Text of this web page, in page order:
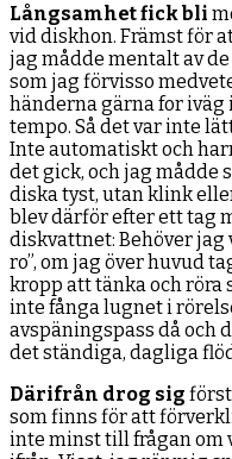
Långsamhet fick bli
vid diskhon. Främst för
jag mådde mentalt av
som jag förvisso
händerna gärna for
tempo. Så det var inte
Inte automatiskt och
det gick, och jag mådde
diska tyst, utan klink
blev därför efter ett tag
diskvattnet: Behöver jag
ro”, om jag över huvud
kropp att tänka och röra
inte fånga lugnet i
avspäningspass då och
det ständiga, dagliga
Därifrån drog sig
som finns för att
inte minst till frågan om